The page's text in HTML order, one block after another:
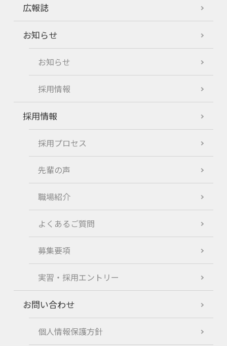
広報誌
お知らせ
お知らせ
採用情報
採用情報
採用プロセス
先輩の声
職場紹介
よくあるご質問
募集要項
実習・採用エントリー
お問い合わせ
個人情報保護方針